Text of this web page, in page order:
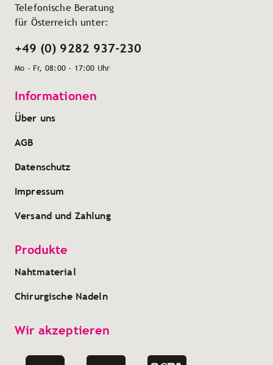
Telefonische Beratung
für Österreich unter:
+49 (0) 9282 937-230
Mo - Fr, 08:00 - 17:00 Uhr
Informationen
Über uns
AGB
Datenschutz
Impressum
Versand und Zahlung
Produkte
Nahtmaterial
Chirurgische Nadeln
Wir akzeptieren